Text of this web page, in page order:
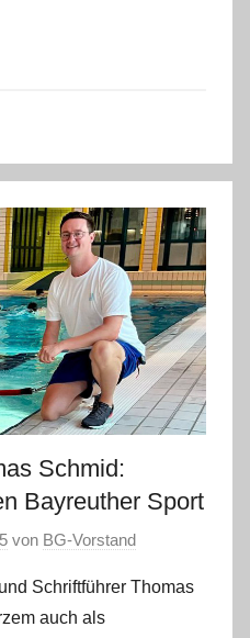
Schmid:
Bayreuther Sport
von BG-Vorstand
Schriftführer Thomas
auch als